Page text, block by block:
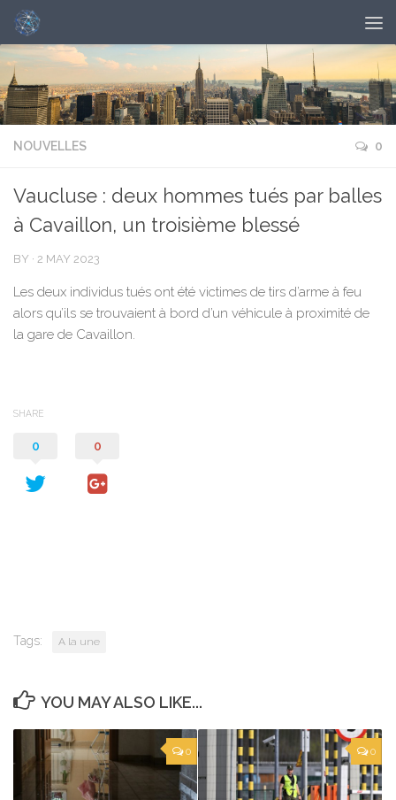
NOUVELLES 0
Vaucluse : deux hommes tués par balles
à Cavaillon, un troisième blessé
BY · 2 MAY 2023
Les deux individus tués ont été victimes de tirs d’arme à feu
alors qu’ils se trouvaient à bord d’un véhicule à proximité de
la gare de Cavaillon.
SHARE
0 0
Tags: A la une
YOU MAY ALSO LIKE...
0 0